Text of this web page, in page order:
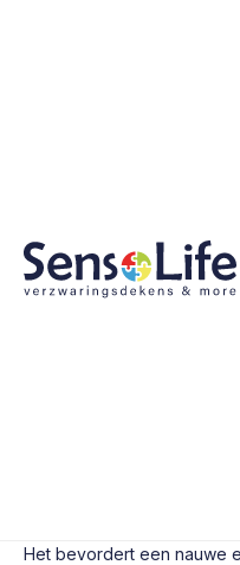
Het bevordert een nauwe